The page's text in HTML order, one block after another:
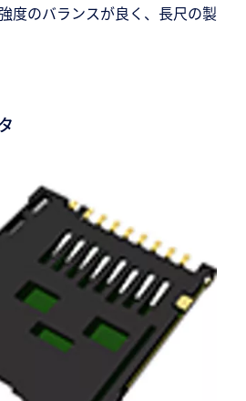
度のバランスが良く、長尺の製